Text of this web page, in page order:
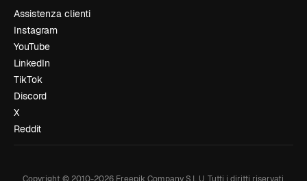
Assistenza clienti
Instagram
YouTube
LinkedIn
TikTok
Discord
X
Reddit